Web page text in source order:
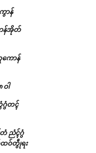
ာန်
န်အိုတ်
ောန်
ါ
ဂွံတၚ်
ညံၚ်ဂွံ
ဝ်တွဵုရး